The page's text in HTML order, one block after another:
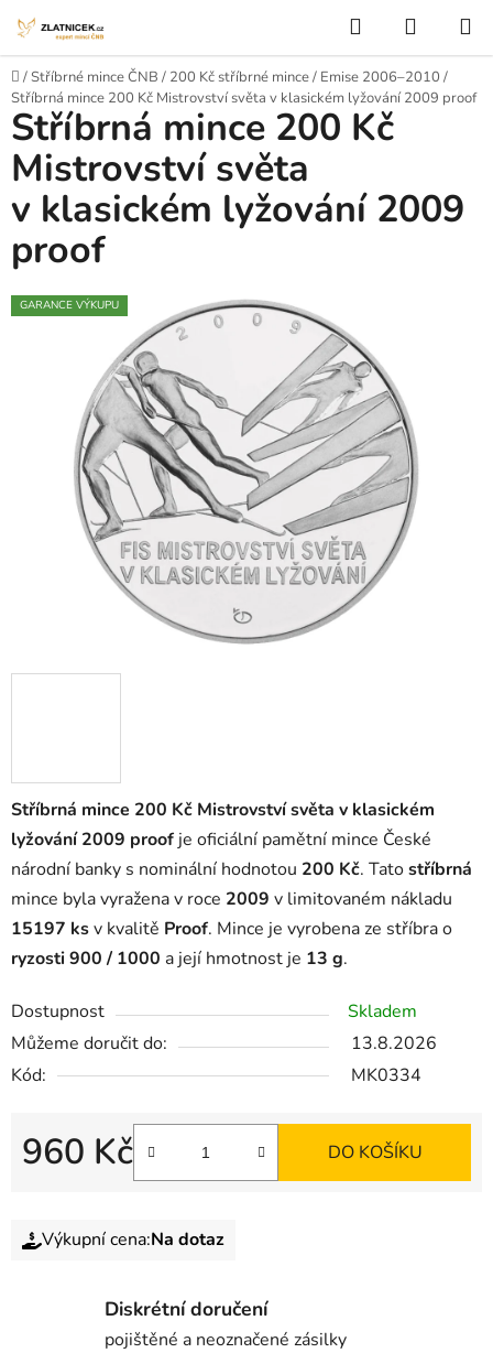
Hledat
Domů
/Stříbrné mince ČNB / 200 Kč stříbrné mince/ Emise 2006–2010 /
Stříbrná mince 200 Kč Mistrovství světa v klasickém lyžování 2009 proof
Stříbrná mince 200 Kč Mistrovství světa v klasickém
lyžování 2009 proof je oficiální pamětní mince České
národní banky s nominální hodnotou 200 Kč. Tatostříbrná
mince byla vyražena v roce 2009 v limitovaném nákladu
15197 ksv kvalitě Proof. Mince je vyrobena ze stříbra o
ryzosti 900 / 1000 a její hmotnost je 13 g.
Dostupnost
Skladem
Můžeme doručit do:
13.8.2026
Kód:
MK0334
960 Kč DO KOŠÍKU
Výkupní cena:Na dotaz
Stříbrná mince 200 Kč
Mistrovství světa
v klasickém lyžování 2009
proof
GARANCE VÝKUPU
Diskrétní doručení
pojištěné a neoznačené zásilky